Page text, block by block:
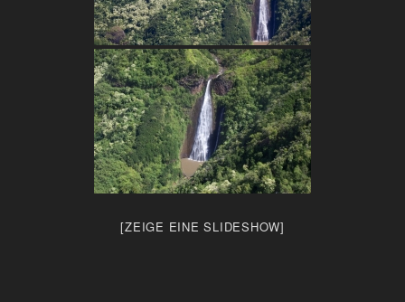
[ZEIGE EINE SLIDESHOW]